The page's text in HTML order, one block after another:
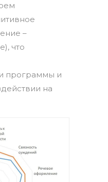
–
что
программы и
на